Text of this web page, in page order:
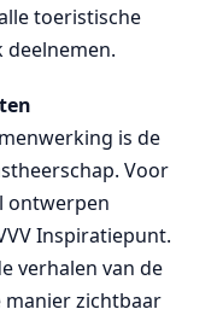
toeristische
deelnemen.
is de
Voor
ontwerpen
Inspiratiepunt.
verhalen van de
zichtbaar